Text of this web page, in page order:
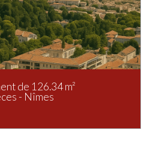
de 126.34 m²
- Nîmes